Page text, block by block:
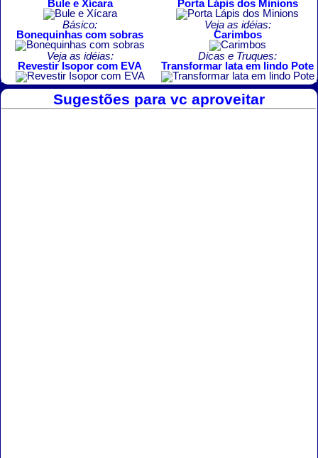
Bule e Xícara
Porta Lápis dos Minions
Básico:
Bonequinhas com sobras
Veja as idéias:
Carimbos
Veja as idéias:
Revestir Isopor com EVA
Dicas e Truques:
Transformar lata em lindo Pote
Sugestões para vc aproveitar